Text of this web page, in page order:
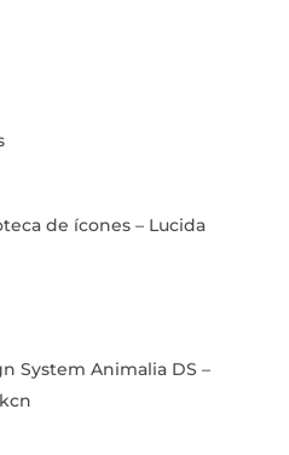
de ícones – Lucida
System Animalia DS –